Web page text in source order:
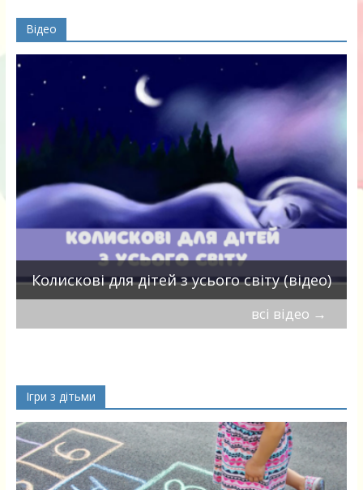
Відео
Колискові для дітей з усього світу (відео)
всі відео →
Ігри з дітьми